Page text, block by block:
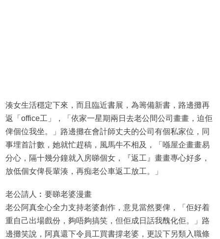
湊女生活穩定下來，而且臨近書展，為籌備新書，路邊攤再
返「office工」，「依家一星期兩日去老公間公司畫畫，迫佢
俾個位我坐。」路邊攤在會計師丈夫的公司有個私家位，同
事埋首計數，她就忙趕稿，風馬牛不相及，「喺屋企畫畫易
分心，隔十幾分鐘就入房睇個女，『返工』畫畫專心好多，
放低個女俾長輩湊，再痴老公車返工放工。」
老公請人︰要睇老婆漫畫
老公阿真全心全力支持老婆創作，意見當然要俾，「佢好着
重自己出場戲份，夠唔夠搞笑，但佢成日話我醜化佢。」路
邊攤笑說，阿真還下令員工買書撐老婆，更設下另類入職條